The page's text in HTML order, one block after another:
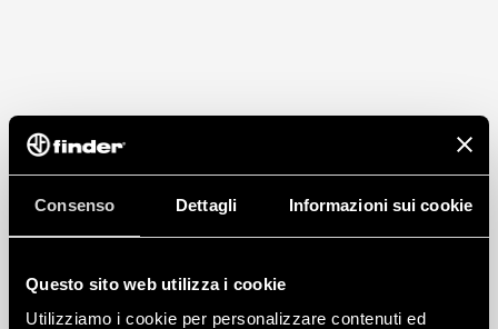
Consenso Dettagli Informazioni sui cookie
Questo sito web utilizza i cookie
Utilizziamo i cookie per personalizzare contenuti ed